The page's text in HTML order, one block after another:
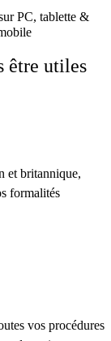
PC, tablette &
être utiles
et britannique,
formalités
vos procédures